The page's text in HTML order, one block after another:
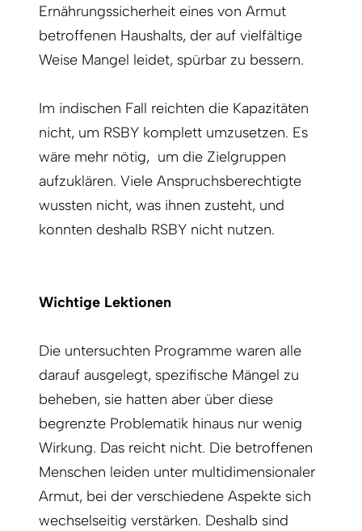
Ernährungssicherheit eines von Armut
betroffenen Haushalts, der auf vielfältige
Weise Mangel leidet, spürbar zu bessern.
Im indischen Fall reichten die Kapazitäten
nicht, um RSBY komplett umzusetzen. Es
wäre mehr nötig, um die Zielgruppen
aufzuklären. Viele Anspruchsberechtigte
wussten nicht, was ihnen zusteht, und
konnten deshalb RSBY nicht nutzen.
Wichtige Lektionen
Die untersuchten Programme waren alle
darauf ausgelegt, spezifische Mängel zu
beheben, sie hatten aber über diese
begrenzte Problematik hinaus nur wenig
Wirkung. Das reicht nicht. Die betroffenen
Menschen leiden unter multidimensionaler
Armut, bei der verschiedene Aspekte sich
wechselseitig verstärken. Deshalb sind